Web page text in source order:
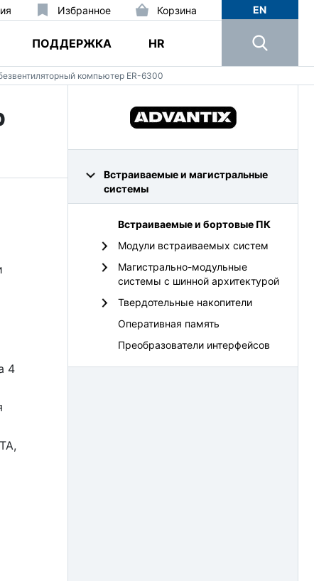
Избранное Корзина
ПОДДЕРЖКА HR
EN
компьютер ER-6300
4
Встраиваемые и магистральные
системы
Встраиваемые и бортовые ПК
Модули встраиваемых систем
Магистрально-модульные
системы с шинной архитектурой
Твердотельные накопители
Оперативная память
Преобразователи интерфейсов